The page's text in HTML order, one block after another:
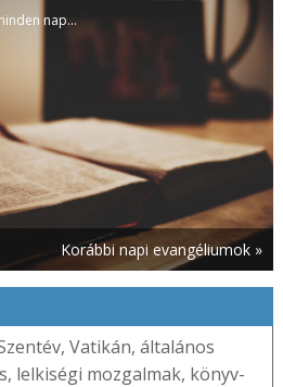
nap...
Korábbi napi evangéliumok »
, Vatikán, általános
, lelkiségi mozgalmak, könyv-